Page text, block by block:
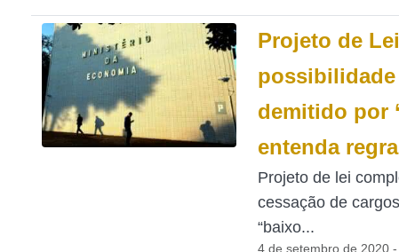
Projeto de
demitido por
entenda
Projeto de lei
cessação de
“baixo...
4 de setembro de 2020